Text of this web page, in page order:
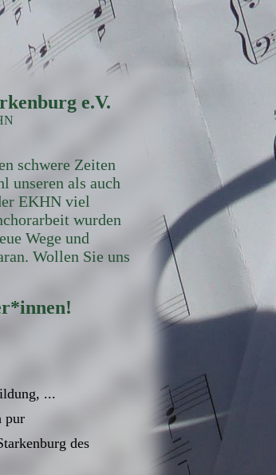
e.V.
schwere Zeiten
unseren als auch
EKHN viel
wurden
Wege und
Wollen Sie uns
...
pur
des